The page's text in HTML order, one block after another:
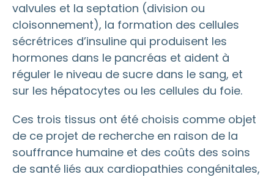
valvules et la septation (division ou
cloisonnement), la formation des cellules
sécrétrices d’insuline qui produisent les
hormones dans le pancréas et aident à
réguler le niveau de sucre dans le sang, et
sur les hépatocytes ou les cellules du foie.
Ces trois tissus ont été choisis comme objet
de ce projet de recherche en raison de la
souffrance humaine et des coûts des soins
de santé liés aux cardiopathies congénitales,